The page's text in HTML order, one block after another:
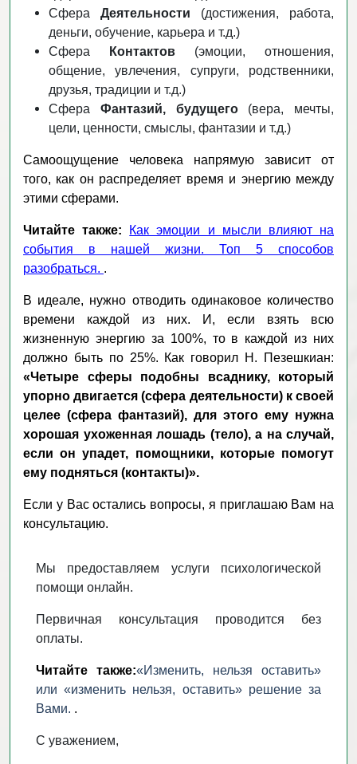
Сфера Деятельности (достижения, работа,
деньги, обучение, карьера и т.д.)
Сфера
Контактов (эмоции, отношения,
общение, увлечения, супруги, родственники,
друзья, традиции и т.д.)
Сфера Фантазий, будущего (вера, мечты,
цели, ценности, смыслы, фантазии и т.д.)
Самоощущение человека напрямую зависит от
того, как он распределяет время и энергию между
этими сферами.
Читайте также:
Как эмоции и мысли влияют на
события в нашей жизни. Топ 5 способов
разобраться. .
В идеале, нужно отводить одинаковое количество
времени каждой из них. И, если взять всю
жизненную энергию за 100%, то в каждой из них
должно быть по 25%. Как говорил Н. Пезешкиан:
«Четыре сферы подобны всаднику, который
упорно двигается (сфера деятельности) к своей
целее (сфера фантазий), для этого ему нужна
хорошая ухоженная лошадь (тело), а на случай,
если он упадет, помощники, которые помогут
ему подняться (контакты)».
Если у Вас остались вопросы, я приглашаю Вам на
консультацию.
Мы предоставляем услуги психологической
помощи онлайн.
Первичная консультация проводится без
оплаты.
Читайте также:«Изменить, нельзя оставить»
или «изменить нельзя, оставить» решение за
Вами. .
С уважением,